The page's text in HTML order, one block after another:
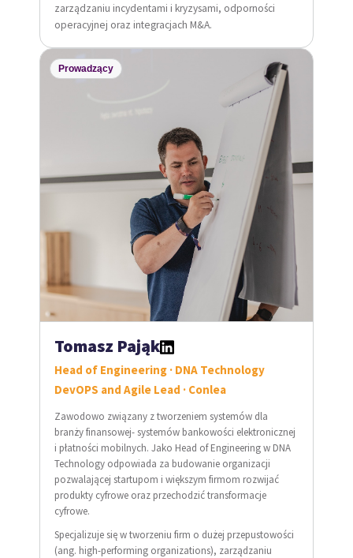
zarządzaniu incydentami i kryzysami, odporności
operacyjnej oraz integracjach M&A.
Prowadzący
Tomasz Pająk
Head of Engineering · DNA Technology
DevOPS and Agile Lead · Conlea
Zawodowo związany z tworzeniem systemów dla
branży finansowej- systemów bankowości elektronicznej
i płatności mobilnych. Jako Head of Engineering w DNA
Technology odpowiada za budowanie organizacji
pozwalającej startupom i większym firmom rozwijać
produkty cyfrowe oraz przechodzić transformacje
cyfrowe.
Specjalizuje się w tworzeniu firm o dużej przepustowości
(ang. high-performing organizations), zarządzaniu